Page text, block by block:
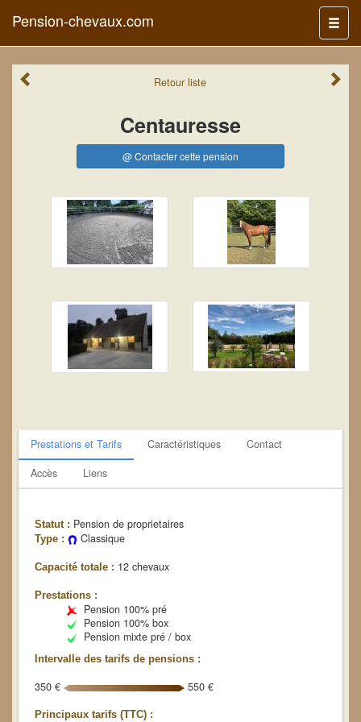
Menu
Pension-chevaux.com
Retourliste
Centauresse
@ Contacter cette pension
Prestations et Tarifs Caractéristiques
Contact
Accès
Liens
Statut : Pension de proprietaires
Type : Classique
Capacité totale : 12 chevaux
Prestations :
Pension 100% pré
Pension 100% box
Pension mixte pré / box
Intervalle des tarifs de pensions :
350 € 550 €
Principaux tarifs (TTC) :